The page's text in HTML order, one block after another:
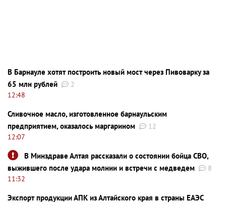
В Барнауле хотят построить новый мост через Пивоварку за
65 млн рублей
2
12:48
Сливочное масло, изготовленное барнаульским
предприятием, оказалось маргарином
12
12:07
В Минздраве Алтая рассказали о состоянии бойца СВО,
выжившего после удара молнии и встречи с медведем
8
11:32
Экспорт продукции АПК из Алтайского края в страны ЕАЭС